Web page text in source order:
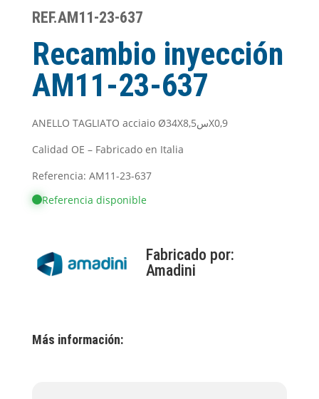
REF.AM11-23-637
Recambio inyección
AM11-23-637
ANELLO TAGLIATO acciaio Ø34Xس8,5X0,9
Calidad OE – Fabricado en Italia
Referencia: AM11-23-637
Referencia disponible
Fabricado por:
Amadini
Más información: